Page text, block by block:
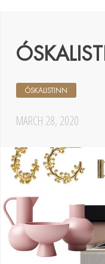
MARCH 28, 2020
ÓSKALISTINN